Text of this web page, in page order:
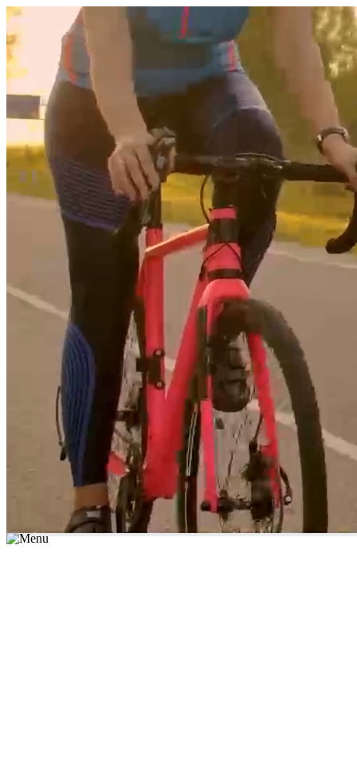
היום לומדים
משהו חדש.
מצאו מורה
הצטרפות מורים פרטיים
שירות לקוחות
על הצוות שלנו :)
משרות פתוחות
התחברות
כל הזכויות שמורות 2026 © Lessoons
חיפוש
המורים הטובים
מצאו מורה עכשיו *יש לבחור נושא לימוד / עיר מהרשימה שבשדה החיפוש
הצטרפות מורים פרטיים התחברות
הצטרפות מורים פרטיים התחברות